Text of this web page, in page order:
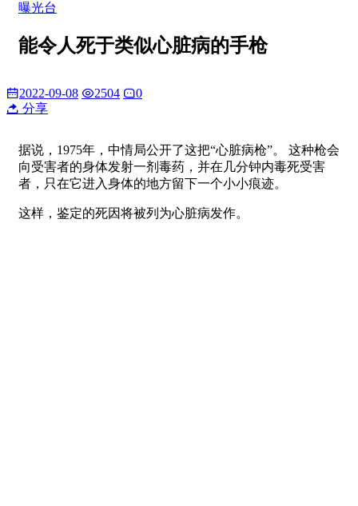
曝光台
能令人死于类似心脏病的手枪
2022-09-08 2504
0
分享
据说，1975年，中情局公开了这把“心脏病枪”。 这种枪会
向受害者的身体发射一剂毒药，并在几分钟内毒死受害
者，只在它进入身体的地方留下一个小小痕迹。
这样，鉴定的死因将被列为心脏病发作。